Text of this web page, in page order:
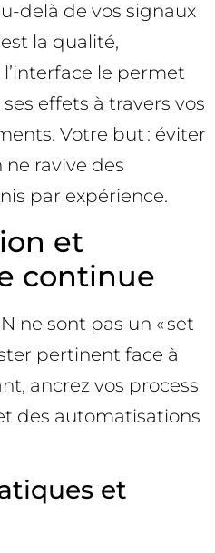
delà de vos signaux
la qualité,
le permet
effets à travers vos
Votre but : éviter
ravive des
par expérience.
et
continue
ne sont pas un « set
pertinent face à
ancrez vos process
des automatisations
et